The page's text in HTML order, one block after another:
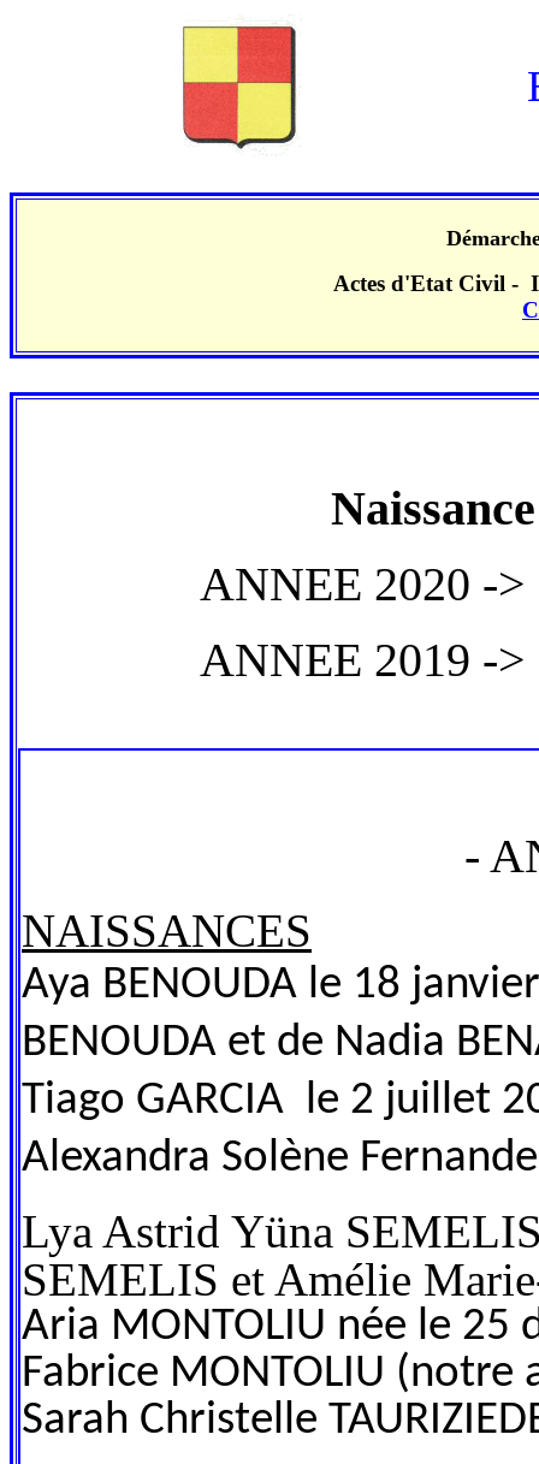
Actes d'Etat Civil -
ANNEE 2020
ANNEE 2019
-
NAISSANCES
Aya BENOUDA le 18
BENOUDA et de Nadia
Tiago GARCIA le 2 juillet
Alexandra Solène Fernande
Lya Astrid Yüna
SEMELIS et Amélie
Aria MONTOLIU née le
Fabrice MONTOLIU
Sarah Christelle